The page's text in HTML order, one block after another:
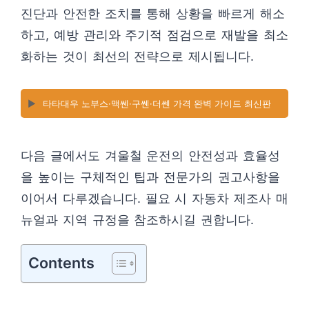
진단과 안전한 조치를 통해 상황을 빠르게 해소
하고, 예방 관리와 주기적 점검으로 재발을 최소
화하는 것이 최선의 전략으로 제시됩니다.
▶️ 타타대우 노부스·맥쎈·구쎈·더쎈 가격 완벽 가이드 최신판
다음 글에서도 겨울철 운전의 안전성과 효율성
을 높이는 구체적인 팁과 전문가의 권고사항을
이어서 다루겠습니다. 필요 시 자동차 제조사 매
뉴얼과 지역 규정을 참조하시길 권합니다.
Contents